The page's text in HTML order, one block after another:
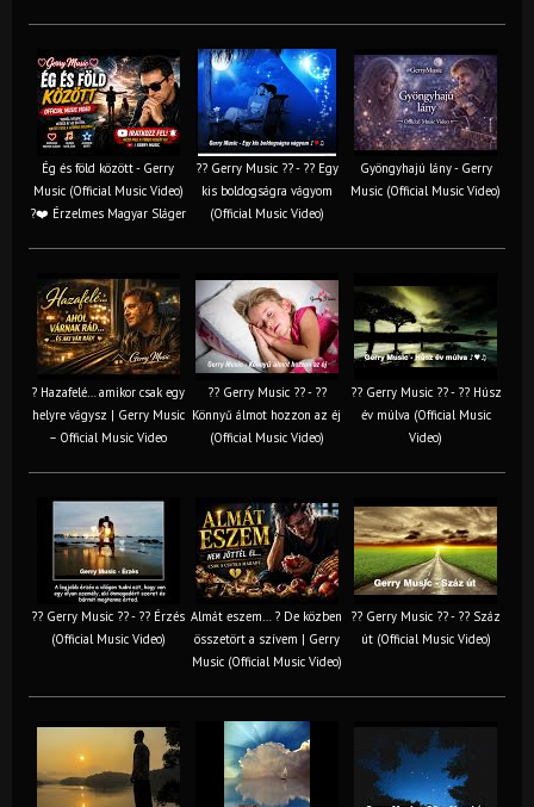
Ég és föld között - Gerry
Music (Official Music Video)
?❤️ Érzelmes Magyar Sláger
?? Gerry Music ?? - ?? Egy
kis boldogságra vágyom
(Official Music Video)
Gyöngyhajú lány - Gerry
Music (Official Music Video)
? Hazafelé… amikor csak egy
helyre vágysz | Gerry Music
– Official Music Video
?? Gerry Music ?? - ??
Könnyű álmot hozzon az éj
(Official Music Video)
?? Gerry Music ?? - ?? Húsz
év múlva (Official Music
Video)
?? Gerry Music ?? - ?? Érzés
(Official Music Video)
Almát eszem… ? De közben
összetört a szívem | Gerry
Music (Official Music Video)
?? Gerry Music ?? - ?? Száz
út (Official Music Video)